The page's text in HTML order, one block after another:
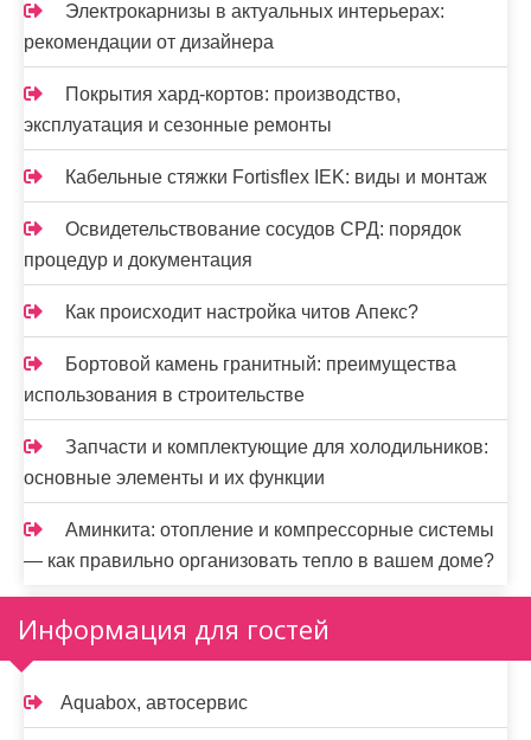
Электрокарнизы в актуальных интерьерах:
рекомендации от дизайнера
Покрытия хард-кортов: производство,
эксплуатация и сезонные ремонты
Кабельные стяжки Fortisflex IEK: виды и монтаж
Освидетельствование сосудов СРД: порядок
процедур и документация
Как происходит настройка читов Апекс?
Бортовой камень гранитный: преимущества
использования в строительстве
Запчасти и комплектующие для холодильников:
основные элементы и их функции
Аминкита: отопление и компрессорные системы
— как правильно организовать тепло в вашем доме?
Информация для гостей
Aquabox, автосервис